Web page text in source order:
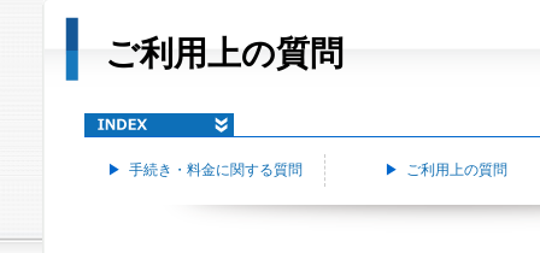
ご利用上の質問
手続き・料金に関する質問 ご利用上の質問